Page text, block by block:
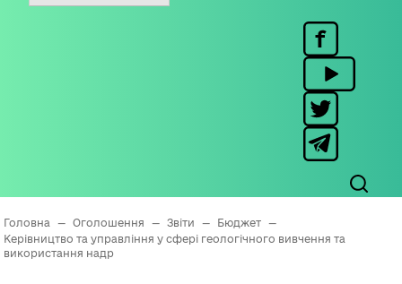
Головна — Оголошення — Звіти — Бюджет
—
Керівництво та управління у сфері геологічного вивчення та
використання надр